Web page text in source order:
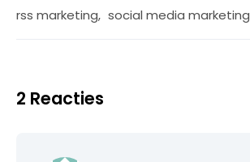
rss marketing, social media marketing
2 Reacties